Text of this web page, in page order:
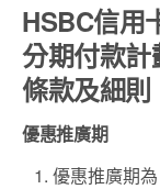
HSBC信用
分期付款
條款及細則
優惠推廣期
優惠推廣期